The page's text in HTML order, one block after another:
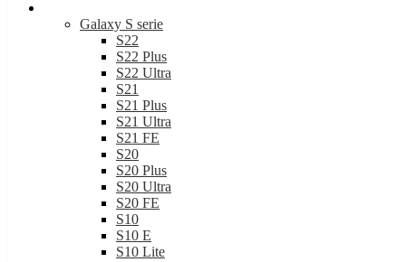
Galaxy S serie
S22
S22 Plus
S22 Ultra
S21
S21 Plus
S21 Ultra
S21 FE
S20
S20 Plus
S20 Ultra
S20 FE
S10
S10 E
S10 Lite